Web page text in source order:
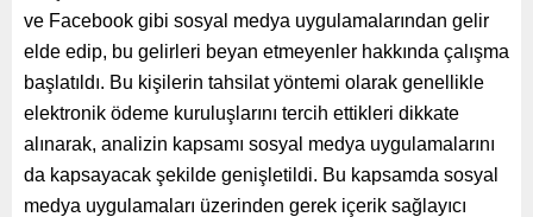
ve Facebook gibi sosyal medya uygulamalarından gelir
elde edip, bu gelirleri beyan etmeyenler hakkında çalışma
başlatıldı. Bu kişilerin tahsilat yöntemi olarak genellikle
elektronik ödeme kuruluşlarını tercih ettikleri dikkate
alınarak, analizin kapsamı sosyal medya uygulamalarını
da kapsayacak şekilde genişletildi. Bu kapsamda sosyal
medya uygulamaları üzerinden gerek içerik sağlayıcı